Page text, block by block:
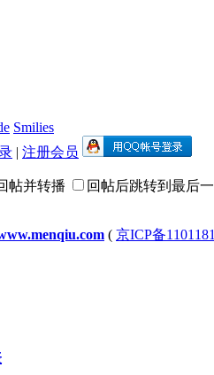
Smilies
| 注册会员
帖并转播 回帖后跳转到最后
( 京ICP备